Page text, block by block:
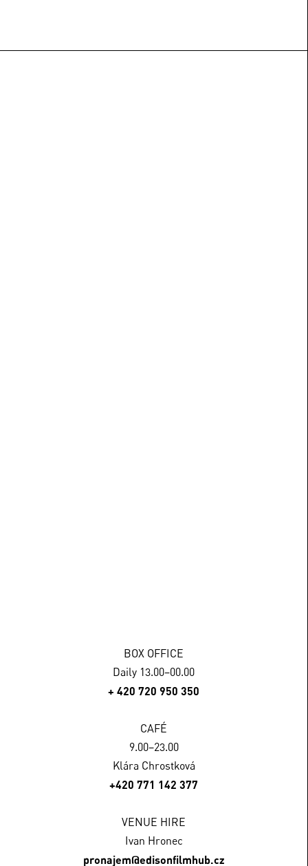
BOX OFFICE
Daily 13.00–00.00
+ 420 720 950 350
CAFÉ
9.00–23.00
Klára Chrostková
+420 771 142 377
VENUE HIRE
Ivan Hronec
pronajem@edisonfilmhub.cz